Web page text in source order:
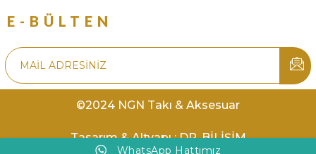
E-BÜLTEN
©2024 NGN Takı & Aksesuar
Tasarım & Altyapı : DR. BİLİŞİM
WhatsApp Hattımız